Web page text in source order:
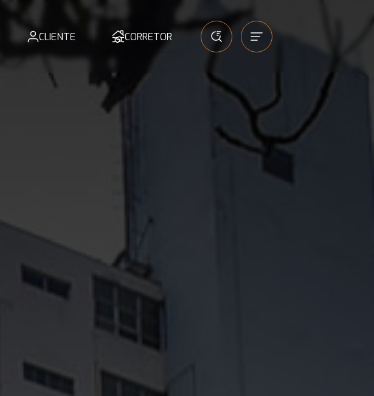
CLIENTE CORRETOR